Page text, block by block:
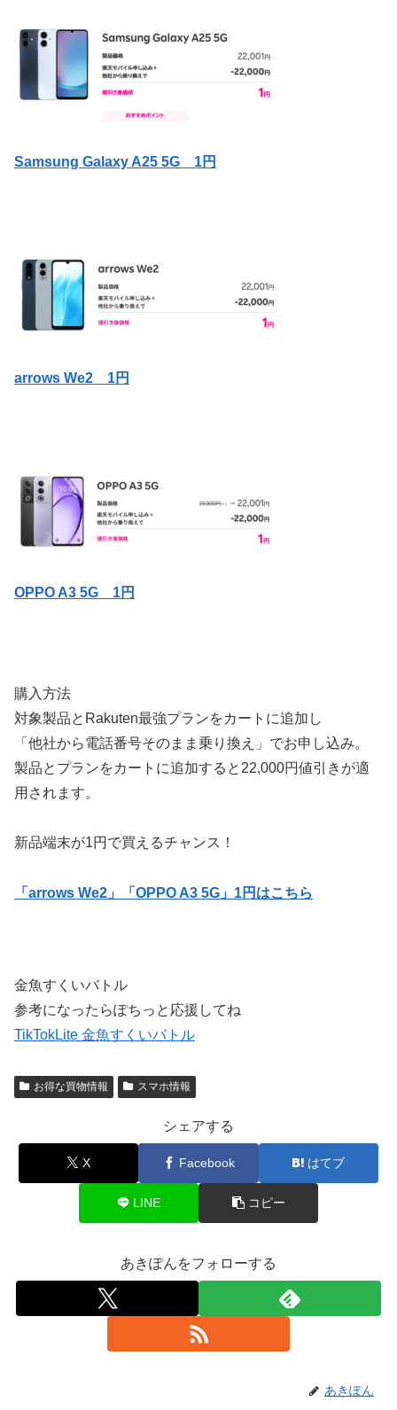
Samsung Galaxy A25 5G 1円
arrows We2 1円
OPPO A3 5G 1円
購入方法
対象製品とRakuten最強プランをカートに追加し
「他社から電話番号そのまま乗り換え」でお申し込み。
製品とプランをカートに追加すると22,000円値引きが適
用されます。
新品端末が1円で買えるチャンス！
「arrows We2」「OPPO A3 5G」1円はこちら
金魚すくいバトル
参考になったらぽちっと応援してね
TikTokLite 金魚すくいバトル
お得な買物情報 スマホ情報
シェアする
X Facebook はてブ
LINE コピー
あきぽんをフォローする
あきぽん